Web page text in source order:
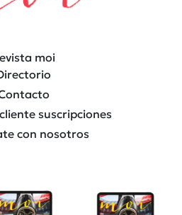
moi
suscripciones
con nosotros